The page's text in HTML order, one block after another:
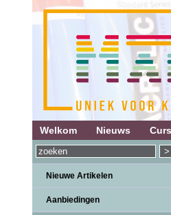
Welkom Nieuws
Nieuwe Artikelen
Aanbiedingen